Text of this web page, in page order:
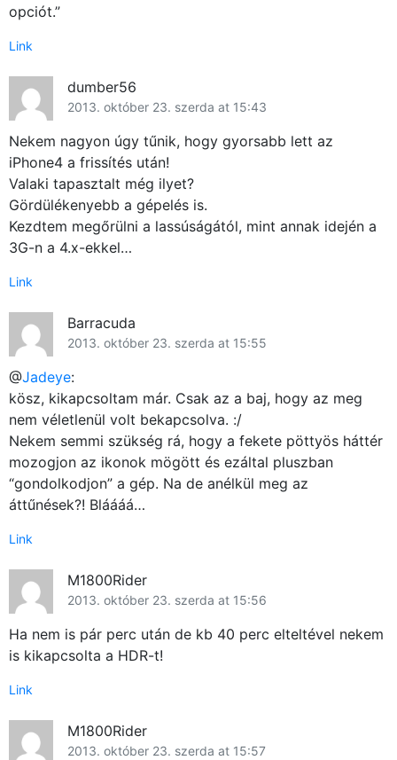
opciót.”
Link
dumber56
2013. október 23. szerda at 15:43
Nekem nagyon úgy tűnik, hogy gyorsabb lett az
iPhone4 a frissítés után!
Valaki tapasztalt még ilyet?
Gördülékenyebb a gépelés is.
Kezdtem megőrülni a lassúságától, mint annak idején a
3G-n a 4.x-ekkel…
Link
Barracuda
2013. október 23. szerda at 15:55
@Jadeye:
kösz, kikapcsoltam már. Csak az a baj, hogy az meg
nem véletlenül volt bekapcsolva. :/
Nekem semmi szükség rá, hogy a fekete pöttyös háttér
mozogjon az ikonok mögött és ezáltal pluszban
“gondolkodjon” a gép. Na de anélkül meg az
áttűnések?! Bláááá…
Link
M1800Rider
2013. október 23. szerda at 15:56
Ha nem is pár perc után de kb 40 perc elteltével nekem
is kikapcsolta a HDR-t!
Link
M1800Rider
2013. október 23. szerda at 15:57